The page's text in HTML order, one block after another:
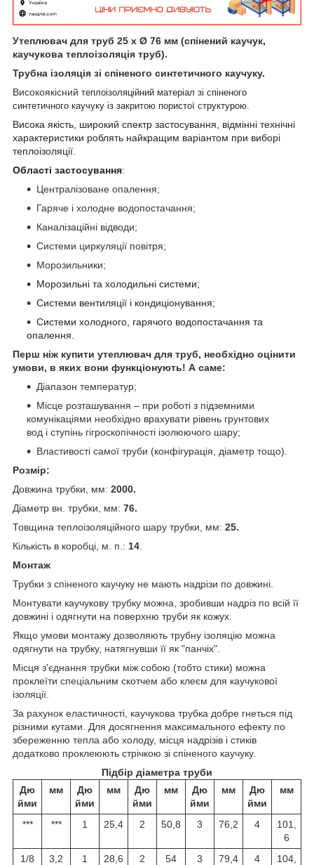
Утеплювач для труб 25 х Ø 76 мм (спінений каучук,
каучукова теплоізоляція труб).
Трубна ізоляція зі спіненого синтетичного каучуку.
Високоякісний теплоізоляційний матеріал зі спіненого
синтетичного каучуку із закритою пористої структурою.
Висока якість, широкий спектр застосування, відмінні технічні
характеристики роблять найкращим варіантом при виборі
теплоізоляції.
Області застосування:
Централізоване опалення;
Гаряче і холодне водопостачання;
Каналізаційні відводи;
Системи циркуляції повітря;
Морозильники;
Морозильні та холодильні системи;
Системи вентиляції і кондиціонування;
Системи холодного, гарячого водопостачання та
опалення.
Перш ніж купити утеплювач для труб, необхідно оцінити
умови, в яких вони функціонують! А саме:
Діапазон температур;
Місце розташування – при роботі з підземними
комунікаціями необхідно врахувати рівень грунтових
вод і ступінь гігроскопічності ізолюючого шару;
Властивості самої труби (конфігурація, діаметр тощо).
Розмір:
Довжина трубки, мм: 2000.
Діаметр вн. трубки, мм: 76.
Товщина теплоізоляційного шару трубки, мм: 25.
Кількість в коробці, м. п.: 14
Монтаж
Трубки з спіненого каучуку не мають надрізи по довжині.
Монтувати каучукову трубку можна, зробивши надріз по всій її
довжині і одягнути на поверхню труби як кожух.
Якщо умови монтажу дозволяють трубну ізоляцію можна
одягнути на трубку, натягнувши її як "панчіх".
Місця з'єднання трубки між собою (тобто стики) можна
проклеїти спеціальним скотчем або клеєм для каучукової
ізоляції.
За рахунок еластичності, каучукова трубка добре гнеться під
різними кутами. Для досягнення максимального ефекту по
збереженню тепла або холоду, місця надрізів і стиків
додатково проклеюють стрічкою зі спіненого каучуку.
Підбір діаметра труби
Дю
йми
мм
Дю
йми
мм
Дю
йми
мм
Дю
йми
мм
Дю
йми
мм
*** *** 1 25,4 2 50,8 3 76,2 4
101,
6
1/8
3,2 1 28,6 2 54 3 79,4 4 104,